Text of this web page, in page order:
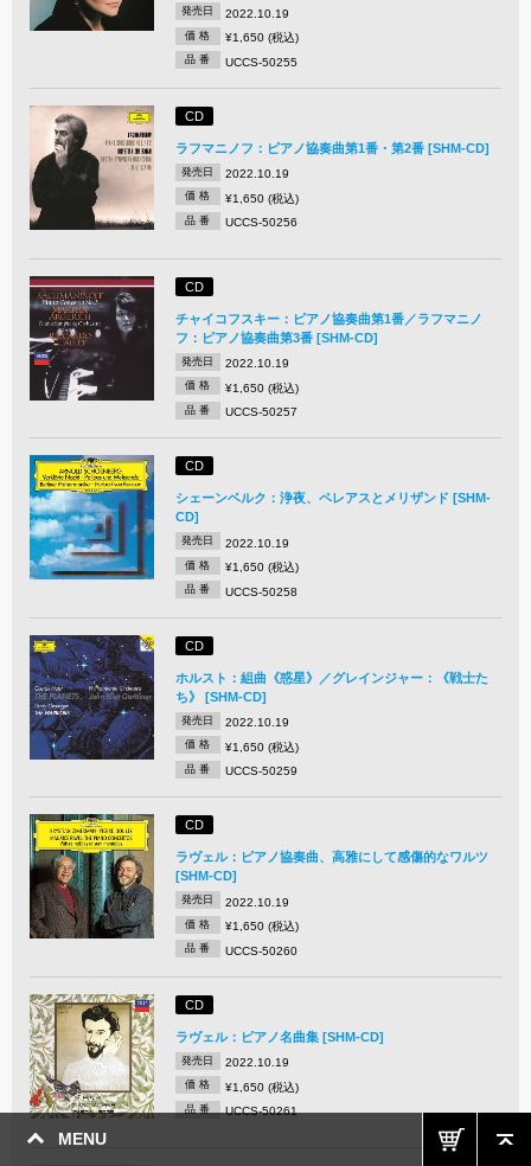
MENU
発売日 2022.10.19
価 格 ¥1,650 (税込)
品 番 UCCS-50255
CD
ラフマニノフ：ピアノ協奏曲第1番・第2番 [SHM-CD]
発売日 2022.10.19
価 格 ¥1,650 (税込)
品 番 UCCS-50256
CD
チャイコフスキー：ピアノ協奏曲第1番／ラフマニノ
フ：ピアノ協奏曲第3番 [SHM-CD]
発売日 2022.10.19
価 格 ¥1,650 (税込)
品 番 UCCS-50257
CD
シェーンベルク：浄夜、ペレアスとメリザンド [SHM-
CD]
発売日 2022.10.19
価 格 ¥1,650 (税込)
品 番 UCCS-50258
CD
ホルスト：組曲《惑星》／グレインジャー：《戦士た
ち》 [SHM-CD]
発売日 2022.10.19
価 格 ¥1,650 (税込)
品 番 UCCS-50259
CD
ラヴェル：ピアノ協奏曲、高雅にして感傷的なワルツ
[SHM-CD]
発売日 2022.10.19
価 格 ¥1,650 (税込)
品 番 UCCS-50260
CD
ラヴェル：ピアノ名曲集 [SHM-CD]
発売日 2022.10.19
価 格 ¥1,650 (税込)
品 番 UCCS-50261